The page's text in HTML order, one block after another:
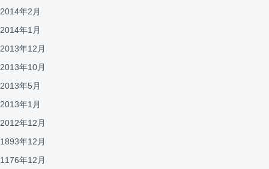
2014年2月
2014年1月
2013年12月
2013年10月
2013年5月
2013年1月
2012年12月
1893年12月
1176年12月